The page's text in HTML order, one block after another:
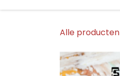
Alle producten